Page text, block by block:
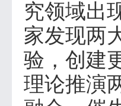
究领域出
家发现两
验，创建
理论推演